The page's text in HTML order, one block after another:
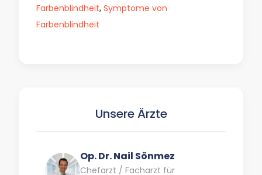
Farbenblindheit, Symptome von
Farbenblindheit
Unsere Ärzte
Op. Dr. Nail Sönmez
Chefarzt / Facharzt für